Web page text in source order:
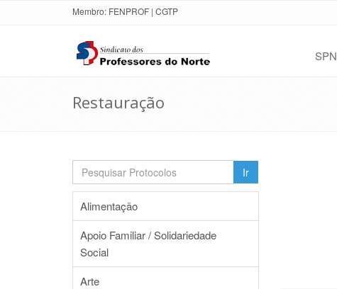
Membro: FENPROF | CGTP
SPN
Restauração
Ir
Alimentação
Apoio Familiar / Solidariedade
Social
Arte